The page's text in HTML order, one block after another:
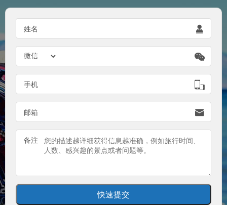
姓名 

手机 
邮箱 
备注